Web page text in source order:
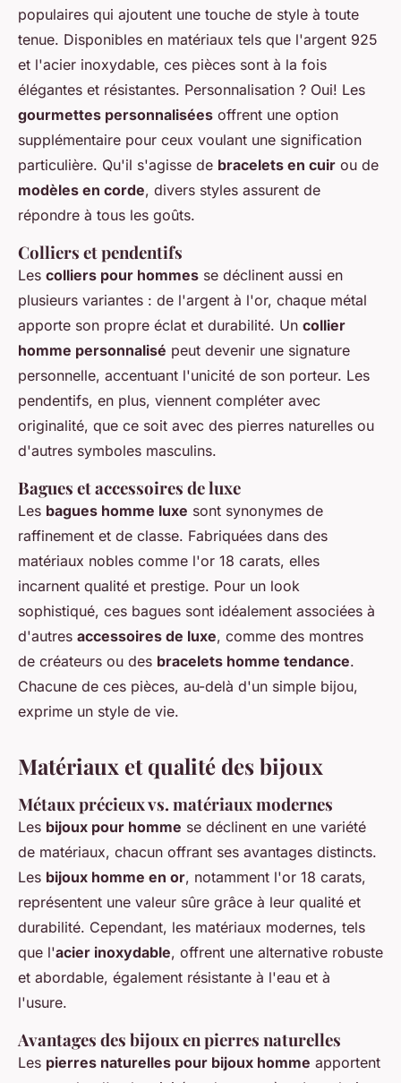
populaires qui ajoutent une touche de style à toute
tenue. Disponibles en matériaux tels que l'argent 925
et l'acier inoxydable, ces pièces sont à la fois
élégantes et résistantes. Personnalisation ? Oui! Les
gourmettes personnalisées offrent une option
supplémentaire pour ceux voulant une signification
particulière. Qu'il s'agisse de bracelets en cuir ou de
modèles en corde, divers styles assurent de
répondre à tous les goûts.
Colliers et pendentifs
Les colliers pour hommes se déclinent aussi en
plusieurs variantes : de l'argent à l'or, chaque métal
apporte son propre éclat et durabilité. Un collier
homme personnalisé peut devenir une signature
personnelle, accentuant l'unicité de son porteur. Les
pendentifs, en plus, viennent compléter avec
originalité, que ce soit avec des pierres naturelles ou
d'autres symboles masculins.
Bagues et accessoires de luxe
Les bagues homme luxe sont synonymes de
raffinement et de classe. Fabriquées dans des
matériaux nobles comme l'or 18 carats, elles
incarnent qualité et prestige. Pour un look
sophistiqué, ces bagues sont idéalement associées à
d'autres accessoires de luxe, comme des montres
de créateurs ou des bracelets homme tendance.
Chacune de ces pièces, au-delà d'un simple bijou,
exprime un style de vie.
Matériaux et qualité des bijoux
Métaux précieux vs. matériaux modernes
Les bijoux pour homme se déclinent en une variété
de matériaux, chacun offrant ses avantages distincts.
Les bijoux homme en or, notamment l'or 18 carats,
représentent une valeur sûre grâce à leur qualité et
durabilité. Cependant, les matériaux modernes, tels
que l'acier inoxydable, offrent une alternative robuste
et abordable, également résistante à l'eau et à
l'usure.
Avantages des bijoux en pierres naturelles
Les pierres naturelles pour bijoux homme apportent